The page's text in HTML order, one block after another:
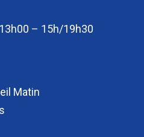
– 15h/19h30
Matin